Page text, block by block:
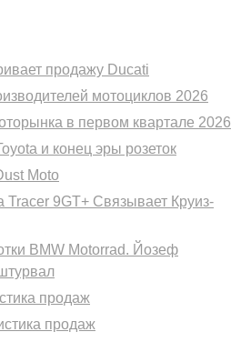
продажу Ducati
мотоциклов 2026
в первом квартале 2026
и конец эры розеток
Moto
Tracer 9GT+ Связывает Круиз-
BMW Motorrad. Йозеф
продаж
продаж